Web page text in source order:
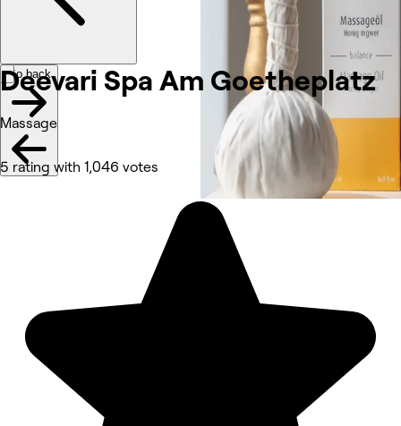
Deevari Spa Am Goetheplatz
Massage
5 rating with 1,046 votes
Go back